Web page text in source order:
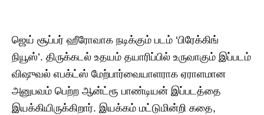
ஜெய் சூப்பர் ஹீரோவாக நடிக்கும் படம் ‘பிரேக்கிங்
நியூஸ்’. திருக்கடல் உதயம் தயாரிப்பில் உருவாகும் இப்படம்
விஷுவல் எபக்ட்ஸ் மேற்பார்வையாளராக ஏராளமான
அனுபவம் பெற்ற ஆன்ட்ரூ பாண்டியன் இப்படத்தை
இயக்கியிருக்கிறார். இயக்கம் மட்டுமின்றி கதை,